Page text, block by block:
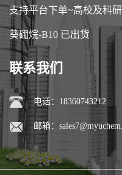
支持平台下单~高校及科
葵硼烷-B10 已出货
联系我们
电话：18360743212
邮箱：